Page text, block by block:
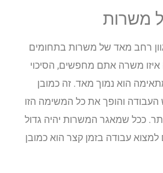
משרות
רחב מאד של משרות בתחומים
משרה אתם מחפשים, הסיכוי
הוא נמוך מאד. זה כמובן
והופך את כל המשימה הזו
ככל שמאגר המשרות יהיה גדול
עבודה בזמן קצר הוא כמובן